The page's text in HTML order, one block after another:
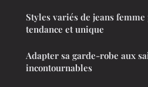
Styles variés de jeans
tendance et unique
Adapter sa garde-robe aux
incontournables